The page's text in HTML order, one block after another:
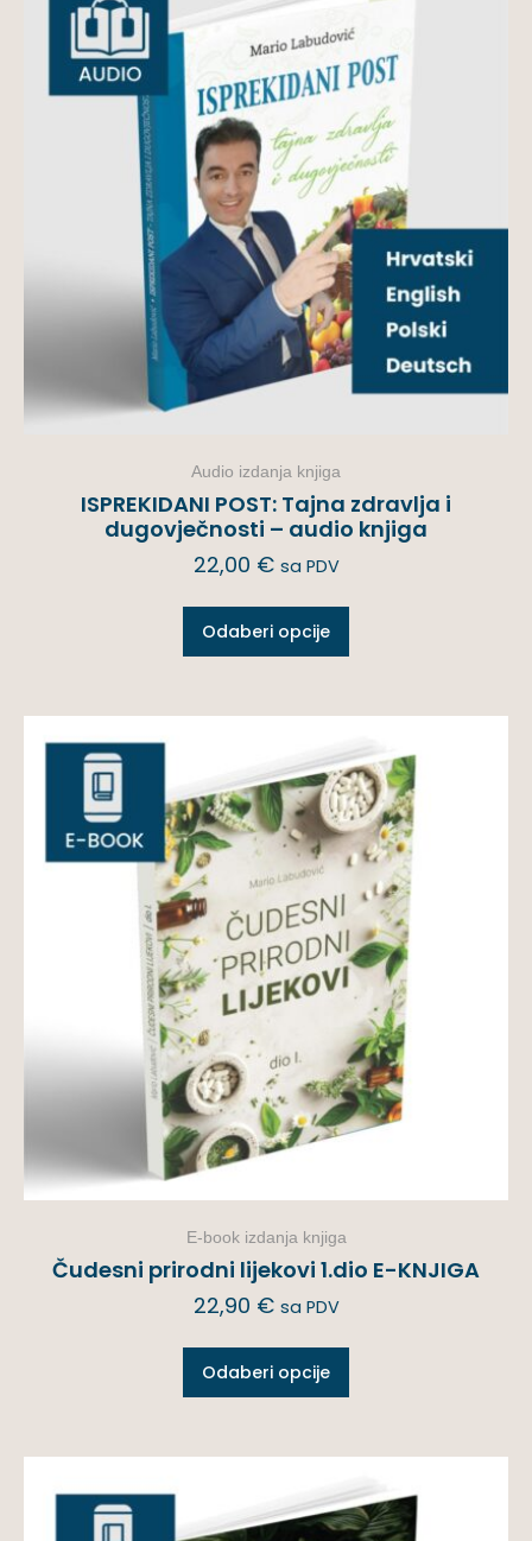
Audio izdanja knjiga
ISPREKIDANI POST: Tajna zdravlja i
dugovječnosti – audio knjiga
22,00 € sa PDV
Odaberi opcije
E-book izdanja knjiga
Čudesni prirodni lijekovi 1.dio E-KNJIGA
22,90 € sa PDV
Odaberi opcije